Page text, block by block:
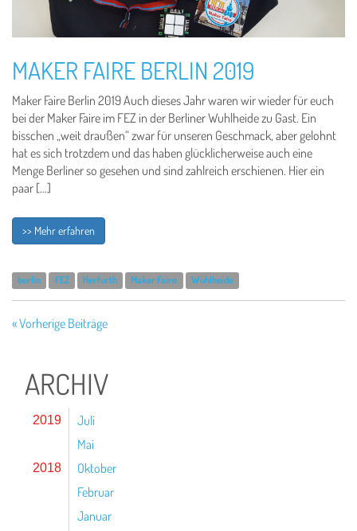
MAKER FAIRE BERLIN 2019
Maker Faire Berlin 2019 Auch dieses Jahr waren wir wieder für euch
bei der Maker Faire im FEZ in der Berliner Wuhlheide zu Gast. Ein
bisschen „weit draußen“ zwar für unseren Geschmack, aber gelohnt
hat es sich trotzdem und das haben glücklicherweise auch eine
Menge Berliner so gesehen und sind zahlreich erschienen. Hier ein
paar […]
>> Mehr erfahren
berlin FEZ Herfurth Maker Faire Wuhlheide
« Vorherige Beiträge
ARCHIV
2019
Juli
Mai
2018
Oktober
Februar
Januar